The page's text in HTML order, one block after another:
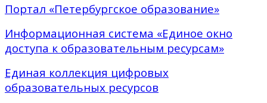
Портал «Петербургское образование»
Информационная система «Единое окно
доступа к образовательным ресурсам»
Единая коллекция цифровых
образовательных ресурсов